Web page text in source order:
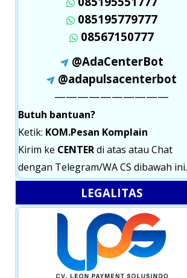
085195779777
08567150777
@AdaCenterBot
@adapulsacenterbot
——————————
Butuh bantuan?
Ketik: KOM.Pesan Komplain
Kirim ke CENTERdi atas atau Chat
dengan Telegram/WA CS dibawah ini.
LEGALITAS